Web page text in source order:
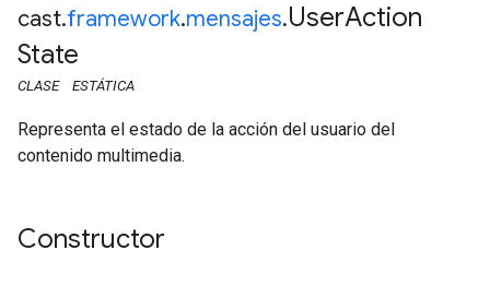
cast.framework.mensajes.UserAction
State
CLASE ESTÁTICA
Representa el estado de la acción del usuario del
contenido multimedia.
Constructor